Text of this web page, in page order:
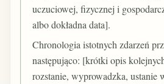
uczuciowej, fizycznej i
albo dokładna data].
Chronologia istotnych zdarzeń
następująco: [krótki opis
rozstanie, wyprowadzka, ustanie